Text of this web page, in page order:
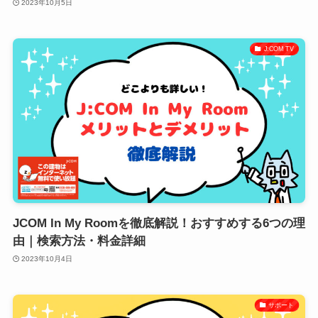
2023年10月5日
J:COM TV
JCOM In My Roomを徹底解説！おすすめする6つの理
由｜検索方法・料金詳細
2023年10月4日
サポート